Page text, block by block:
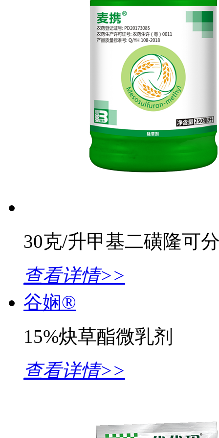
30克/升甲基二磺隆可
查看详情>>
谷娴®
15%炔草酯微乳剂
查看详情>>